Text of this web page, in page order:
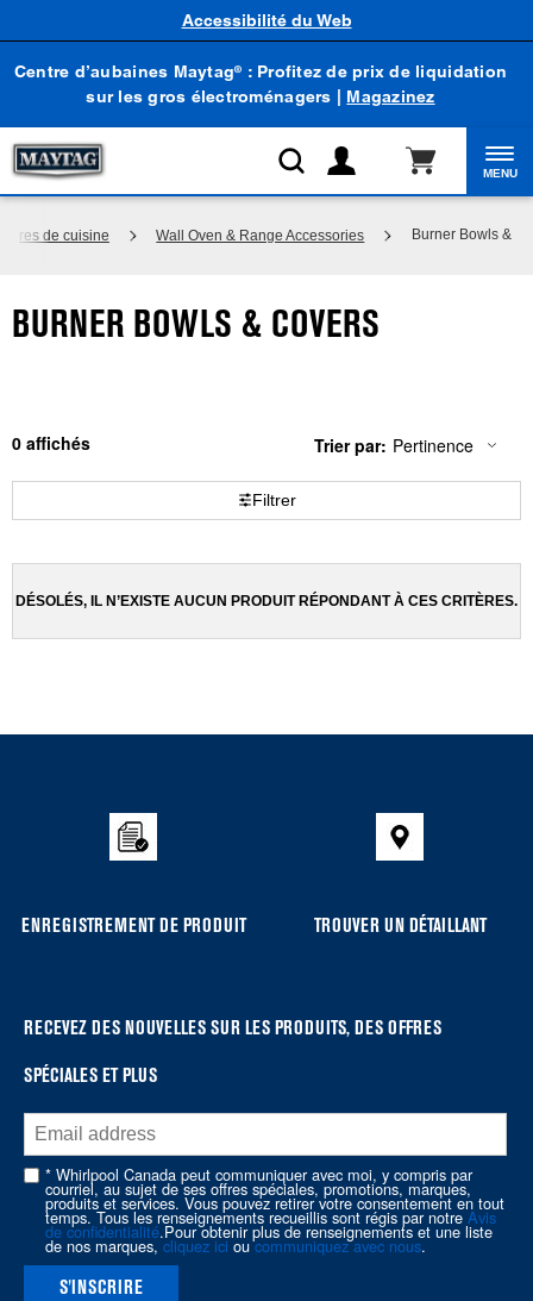
Centre d’aubaines Maytag® : Profitez de prix de liquidation
sur les gros électroménagers | Magazinez
Accessibilité du Web
MENU
de cuisine Wall Oven & Range Accessories Burner Bowls &
BURNER BOWLS & COVERS
0
Content
changed
Trier par:
Changing
page
refresh
the
Pertinence
Filtrer
DÉSOLÉS, IL N’EXISTE AUCUN PRODUIT RÉPONDANT À CES CRITÈRES.
you
end
page
ENREGISTREMENT DE PRODUIT TROUVER UN DÉTAILLANT
RECEVEZ DES NOUVELLES SUR LES PRODUITS, DES OFFRES
SPÉCIALES ET PLUS
* Whirlpool Canada peut communiquer avec moi, y compris par
courriel, au sujet de ses offres spéciales, promotions, marques,
produits et services. Vous pouvez retirer votre consentement en tout
temps. Tous les renseignements recueillis sont régis par notreAvis
de confidentialité.Pour obtenir plus de renseignements et une liste
de nos marques,cliquez icioucommuniquez avec nous.
S'INSCRIRE